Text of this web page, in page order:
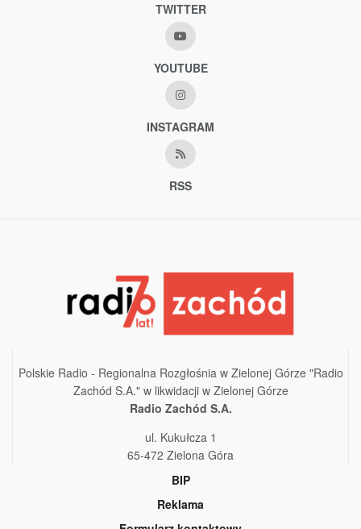
TWITTER
YOUTUBE
INSTAGRAM
RSS
Polskie Radio - Regionalna Rozgłośnia w Zielonej Górze "Radio
Zachód S.A." w likwidacji w Zielonej Górze
Radio Zachód S.A.
ul. Kukułcza 1
65-472 Zielona Góra
BIP
Reklama